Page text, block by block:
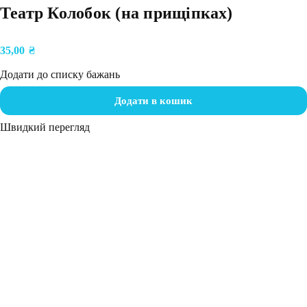
Театр Колобок (на прищіпках)
35,00 ₴
Додати до списку бажань
Додати в кошик
Швидкий перегляд